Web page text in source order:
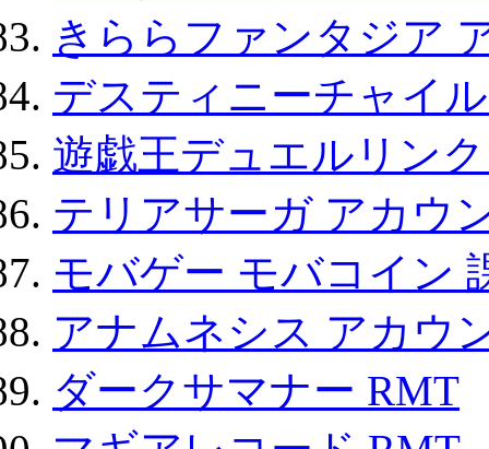
きららファンタジア
デスティニーチャイ
遊戯王デュエルリン
テリアサーガ アカウ
モバゲー モバコイン
アナムネシス アカウ
ダークサマナー RMT